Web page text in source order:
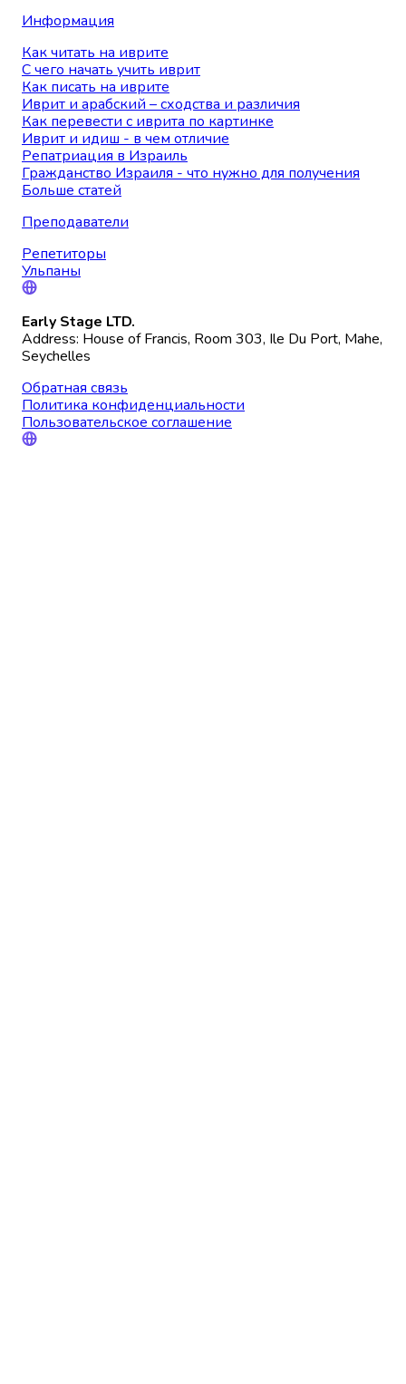
Информация
Как читать на иврите
С чего начать учить иврит
Как писать на иврите
Иврит и арабский – сходства и различия
Как перевести с иврита по картинке
Иврит и идиш - в чем отличие
Репатриация в Израиль
Гражданство Израиля - что нужно для получения
Больше статей
Преподаватели
Репетиторы
Ульпаны
Early Stage LTD.
Address: House of Francis, Room 303, Ile Du Port, Mahe,
Seychelles
Обратная связь
Политика конфиденциальности
Пользовательское соглашение